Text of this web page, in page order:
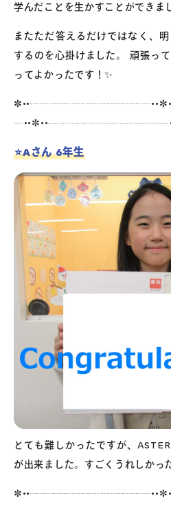
学んだことを生かすことができま
またただ答えるだけではなく、
するのを心掛けました。 頑張っ
ってよかったです！✨
⭐️Aさん 6年生
とても難しかったですが、
が出来ました。すごくうれしかっ